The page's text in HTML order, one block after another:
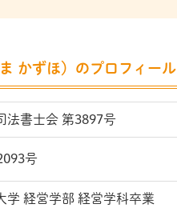
かずほ）のプロフィール
法書士会 第3897号
号
学 経営学部 経営学科卒業